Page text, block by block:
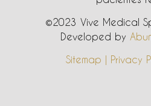
©2023 Vive Medical
Developed by
Sitemap | Privacy